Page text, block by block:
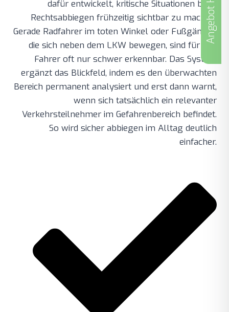
dafür entwickelt, kritische Situationen beim
Rechtsabbiegen frühzeitig sichtbar zu machen.
Gerade Radfahrer im toten Winkel oder Fußgänger,
die sich neben dem LKW bewegen, sind für den
Fahrer oft nur schwer erkennbar. Das System
ergänzt das Blickfeld, indem es den überwachten
Bereich permanent analysiert und erst dann warnt,
wenn sich tatsächlich ein relevanter
Verkehrsteilnehmer im Gefahrenbereich befindet.
So wird sicher abbiegen im Alltag deutlich
einfacher.